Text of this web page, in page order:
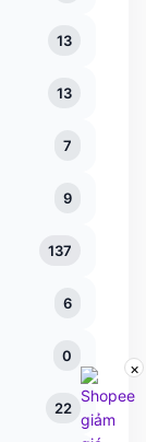
13
13
7
9
137
6
0
22
×